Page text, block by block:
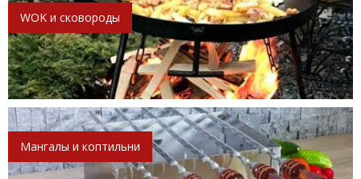
WOK и сковороды
Мангалы и коптильни